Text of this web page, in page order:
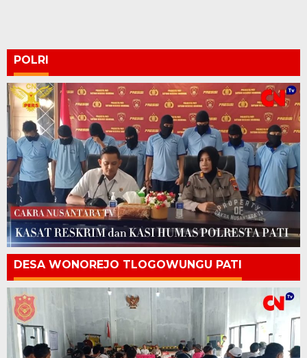
POLRI
DESA WONOREJO TLOGOWUNGU PATI